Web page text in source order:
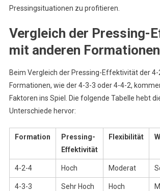
Pressingsituationen zu profitieren.
Vergleich der Pressing-
mit anderen Formationen
Beim Vergleich der Pressing-Effektivität der
Formationen, wie der 4-3-3 oder 4-4-2,
Faktoren ins Spiel. Die folgende Tabelle hebt
Unterschiede hervor:
Formation
Pressing-
Effektivität
Flexibilität
4-2-4 Hoch Moderat
4-3-3 Sehr Hoch Hoch